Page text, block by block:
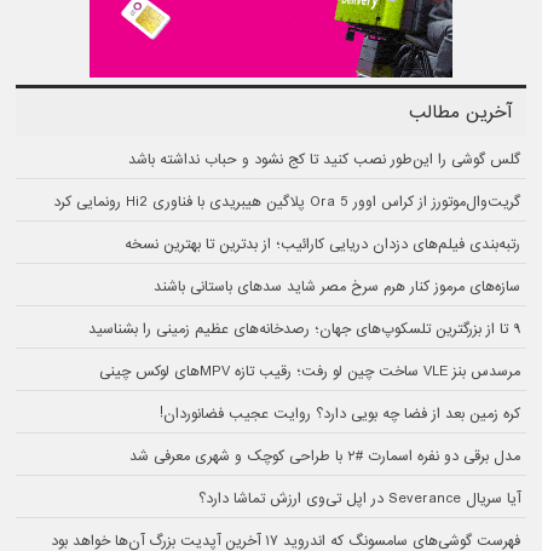
آخرین مطالب
گلس گوشی را این‌طور نصب کنید تا کج نشود و حباب نداشته باشد
گریت‌وال‌موتورز از کراس اوور Ora 5 پلاگین هیبریدی با فناوری Hi2 رونمایی کرد
رتبه‌بندی فیلم‌های دزدان دریایی کارائیب؛ از بدترین تا بهترین نسخه
سازه‌های مرموز کنار هرم سرخ مصر شاید سدهای باستانی باشند
۹ تا از بزرگترین تلسکوپ‌های جهان؛ رصدخانه‌های عظیم زمینی را بشناسید
مرسدس بنز VLE ساخت چین لو رفت؛ رقیب تازه MPVهای لوکس چینی
کره زمین بعد از فضا چه بویی دارد؟ روایت عجیب فضانوردان!
مدل برقی دو نفره اسمارت #۲ با طراحی کوچک و شهری معرفی شد
آیا سریال Severance در اپل تی‌وی ارزش تماشا دارد؟
فهرست گوشی‌های سامسونگ که اندروید ۱۷ آخرین آپدیت بزرگ آن‌ها خواهد بود